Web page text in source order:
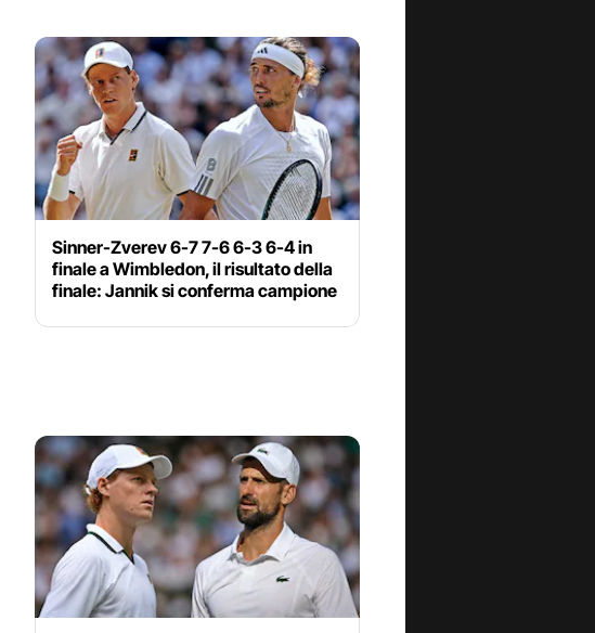
Sinner-Zverev 6-7 7-6 6-3 6-4 in
finale a Wimbledon, il risultato della
finale: Jannik si conferma campione